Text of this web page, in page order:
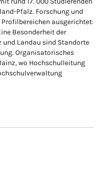
Pfalz. Forschung und
ausgerichtet:
Besonderheit der
Landau sind Standorte
Organisatorisches
wo Hochschulleitung